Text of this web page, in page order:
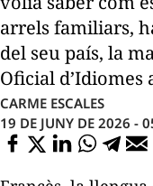
arrels familiars,
del seu país, la
Oficial d’Idiomes
CARME ESCALES
19 DE JUNY DE 2026 -